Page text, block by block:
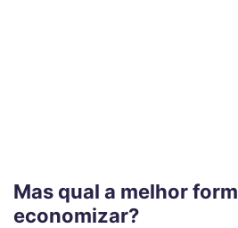
Mas qual a melhor
economizar?